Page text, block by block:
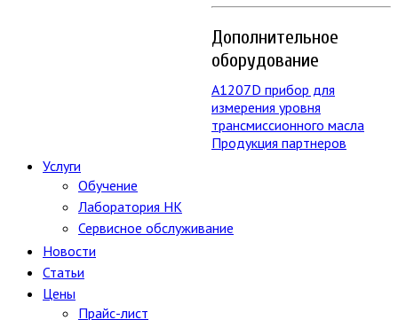
Дополнительное
оборудование
А1207D прибор для
измерения уровня
трансмиссионного масла
Продукция партнеров
Услуги
Обучение
Лаборатория НК
Сервисное обслуживание
Новости
Статьи
Цены
Прайс-лист